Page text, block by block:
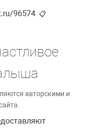
96574 📋
авторскими и